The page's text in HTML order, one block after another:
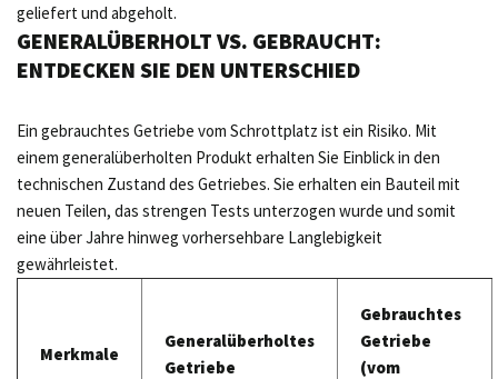
geliefert und abgeholt.
GENERALÜBERHOLT VS. GEBRAUCHT:
ENTDECKEN SIE DEN UNTERSCHIED
Ein gebrauchtes Getriebe vom Schrottplatz ist ein Risiko. Mit
einem generalüberholten Produkt erhalten Sie Einblick in den
technischen Zustand des Getriebes. Sie erhalten ein Bauteil mit
neuen Teilen, das strengen Tests unterzogen wurde und somit
eine über Jahre hinweg vorhersehbare Langlebigkeit
gewährleistet.
Merkmale
Generalüberholtes
Getriebe
Gebrauchtes
Getriebe
(vom